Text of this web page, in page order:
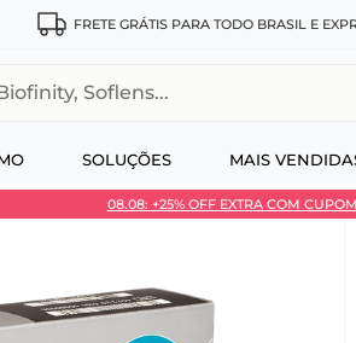
FRETE GRÁTIS PARA TODO BRASIL E
SOLUÇÕES MAIS
Soflens...
08.08: +25% OFF EXTRA COM
no Pix